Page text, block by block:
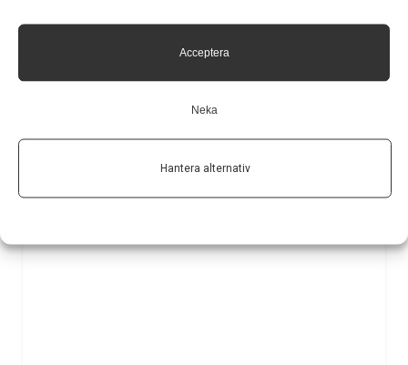
Acceptera
Neka
Hantera alternativ
universitet, har tilldelats 1,6 miljoner kronor från Mats